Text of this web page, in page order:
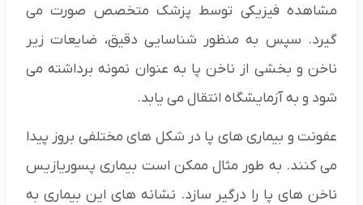
مشاهده فیزیکی توسط پزشک متخصص صورت می
گیرد. سپس به منظور شناسایی دقیق، ضایعات زیر
ناخن و بخشی از ناخن پا به عنوان نمونه برداشته می
شود و به آزمایشگاه انتقال می یابد.
عفونت و بیماری های پا در شکل های مختلفی بروز پیدا
می کنند. به طور مثال ممکن است بیماری پسوریازیس
ناخن های پا را درگیر سازد. نشانه های این بیماری به